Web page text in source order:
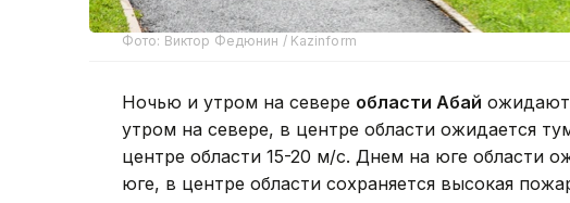
Фото: Виктор Федюнин / Kazinform
Ночью и утром на севере области Абай
утром на севере, в центре области ожидается
центре области 15-20 м/с. Днем на юге области
юге, в центре области сохраняется высокая